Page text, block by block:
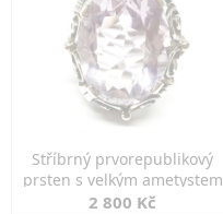
Stříbrný prvorepublikový
prsten s velkým ametystem
2 800 Kč